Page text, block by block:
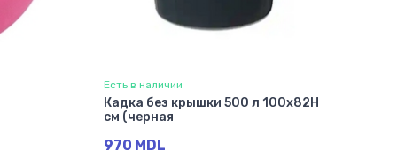
Есть в наличии
Кадка без крышки 500 л 100x82H
см (черная
970 MDL